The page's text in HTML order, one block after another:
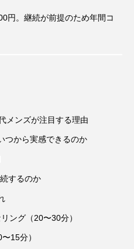
円。継続が前提のため年間コ
メンズが注目する理由
つから実感できるのか
するのか
ング（20〜30分）
15分）